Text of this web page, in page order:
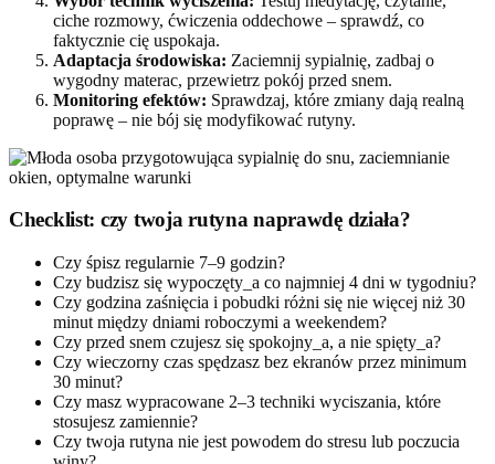
ciche rozmowy, ćwiczenia oddechowe – sprawdź, co
faktycznie cię uspokaja.
Adaptacja środowiska: Zaciemnij sypialnię, zadbaj o
wygodny materac, przewietrz pokój przed snem.
Monitoring efektów: Sprawdzaj, które zmiany dają realną
poprawę – nie bój się modyfikować rutyny.
Checklist: czy twoja rutyna naprawdę działa?
Czy śpisz regularnie 7–9 godzin?
Czy budzisz się wypoczęty_a co najmniej 4 dni w tygodniu?
Czy godzina zaśnięcia i pobudki różni się nie więcej niż 30
minut między dniami roboczymi a weekendem?
Czy przed snem czujesz się spokojny_a, a nie spięty_a?
Czy wieczorny czas spędzasz bez ekranów przez minimum
30 minut?
Czy masz wypracowane 2–3 techniki wyciszania, które
stosujesz zamiennie?
Czy twoja rutyna nie jest powodem do stresu lub poczucia